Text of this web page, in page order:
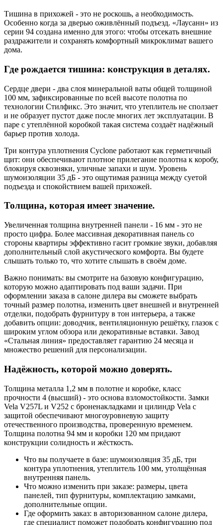
Тишина в прихожей - это не роскошь, а необходимость.
Особенно когда за дверью оживлённый подъезд. «Лаусанн» из
серии 94 создана именно для этого: чтобы отсекать внешние
раздражители и сохранять комфортный микроклимат вашего
дома.
Где рождается тишина: конструкция в деталях.
Сердце двери - два слоя минеральной ваты общей толщиной
100 мм, зафиксированные по всей высоте полотна по
технологии Стилфикс. Это значит, что утеплитель не сползает
и не образует пустот даже после многих лет эксплуатации. В
паре с утеплённой коробкой такая система создаёт надёжный
барьер против холода.
Три контура уплотнения Cyclone работают как герметичный
щит: они обеспечивают плотное прилегание полотна к коробу,
блокируя сквозняки, уличные запахи и шум. Уровень
шумоизоляции 35 дБ - это ощутимая разница между суетой
подъезда и спокойствием вашей прихожей.
Толщина, которая имеет значение.
Увеличенная толщина внутренней панели - 16 мм - это не
просто цифра. Более массивная декоративная панель со
стороны квартиры эффективно гасит громкие звуки, добавляя
дополнительный слой акустического комфорта. Вы будете
слышать только то, что хотите слышать в своём доме.
Важно понимать: вы смотрите на базовую конфигурацию,
которую можно адаптировать под ваши задачи. При
оформлении заказа в салоне дилера вы сможете выбрать
точный размер полотна, изменить цвет внешней и внутренней
отделки, подобрать фурнитуру в тон интерьера, а также
добавить опции: доводчик, вентиляционную решётку, глазок с
широким углом обзора или декоративные вставки. Завод
«Стальная линия» предоставляет гарантию 24 месяца и
множество решений для персонализации.
Надёжность, которой можно доверять.
Толщина металла 1,2 мм в полотне и коробке, класс
прочности 4 (высший) - это основа взломостойкости. Замки
Vela V257L и V252 с броненакладками и цилиндр Vela с
защитой обеспечивают многоуровневую защиту
отечественного производства, проверенную временем.
Толщина полотна 94 мм и коробки 120 мм придают
конструкции солидность и жёсткость.
Что вы получаете в базе: шумоизоляция 35 дБ, три
контура уплотнения, утеплитель 100 мм, утолщённая
внутренняя панель.
Что можно изменить при заказе: размеры, цвета
панелей, тип фурнитуры, комплектацию замками,
дополнительные опции.
Где оформить заказ: в авторизованном салоне дилера,
где специалист поможет подобрать конфигурацию под